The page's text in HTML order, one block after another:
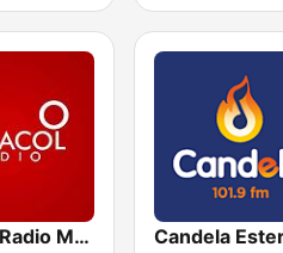
Caracol Radio Medellín